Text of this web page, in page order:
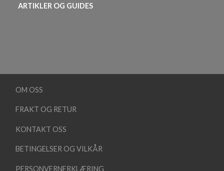
ARTIKLER OG GUIDES
OM OSS
FRAKT OG RETUR
KONTAKT OSS
BETINGELSER OG VILKÅR
PERSONVERNERKLÆRING